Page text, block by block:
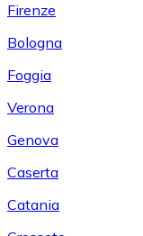
Firenze
Bologna
Foggia
Verona
Genova
Caserta
Catania